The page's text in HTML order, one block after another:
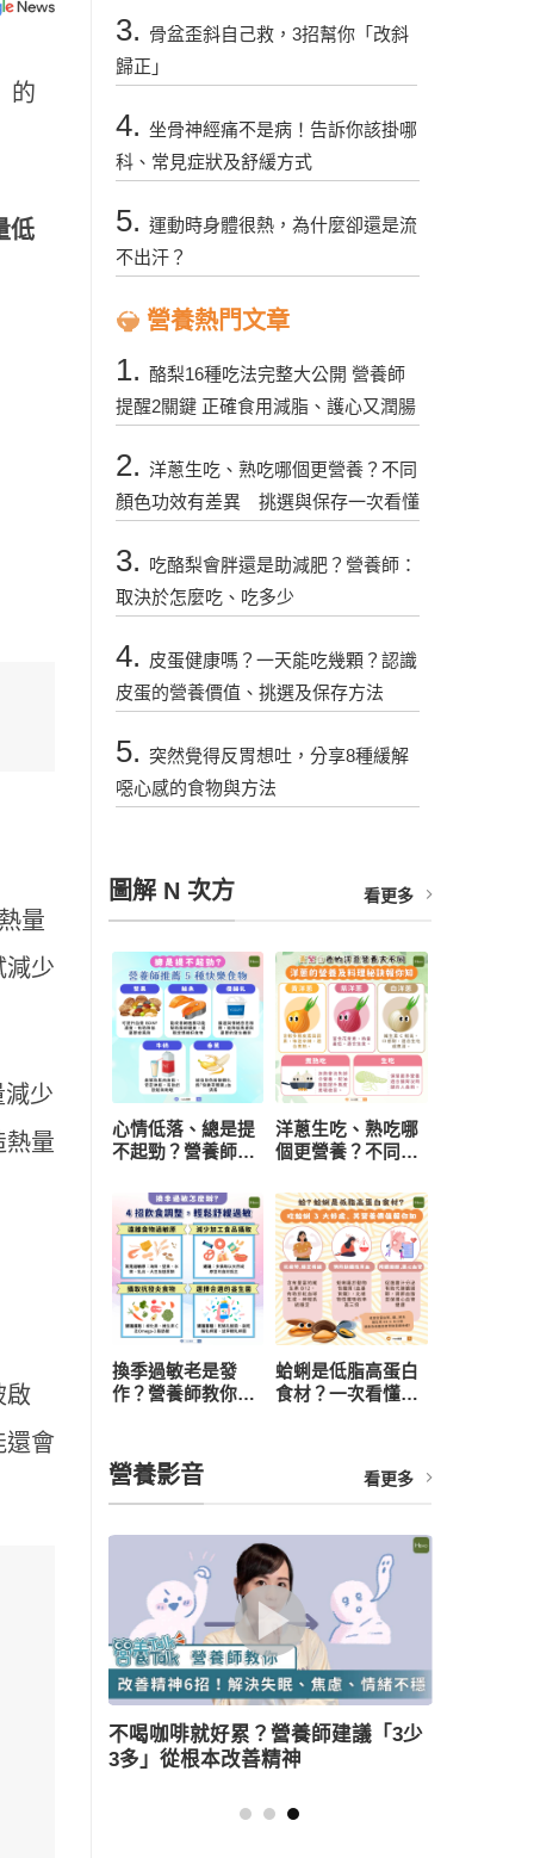
的
低
量
減少
少
熱量
啟
還會
3. 骨盆歪斜自己救，3招幫你「改斜
歸正」
4. 坐骨神經痛不是病！告訴你該掛哪
科、常見症狀及舒緩方式
5. 運動時身體很熱，為什麼卻還是流
不出汗？
營養熱門文章
1. 酪梨16種吃法完整大公開 營養師
提醒2關鍵 正確食用減脂、護心又潤腸
2. 洋蔥生吃、熟吃哪個更營養？不同
顏色功效有差異 挑選與保存一次看懂
3. 吃酪梨會胖還是助減肥？營養師：
取決於怎麼吃、吃多少
4. 皮蛋健康嗎？一天能吃幾顆？認識
皮蛋的營養價值、挑選及保存方法
5. 突然覺得反胃想吐，分享8種緩解
噁心感的食物與方法
圖解 N 次方 看更多
心情低落、總是提
不起勁？營養師推
研究：每天一把堅
果有助降低憂鬱風
險
洋蔥生吃、熟吃哪
個更營養？不同顏
選與保存一次看懂
換季過敏老是發
作？營養師教你從
蛤蜊是低脂高蛋白
食材？一次看懂營
營養影音 看更多
薑母鴨怎麼吃健康無負擔？營養師教
三大美味訣竅
師建議「3少